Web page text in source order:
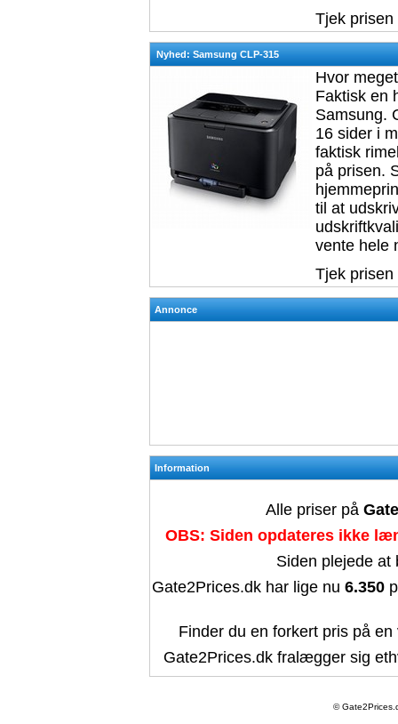
Tjek
Nyhed: Samsung CLP-315
Hvor
Faktisk en
Samsung.
16 sider i
faktisk
på prisen.
til at
vente hele
Tjek
Annonce
Information
Alle priser på
OBS: Siden opdateres ikke
Siden plejede
Gate2Prices.dk har lige nu6.350
Finder du en forkert pris på
Gate2Prices.dk fralægger sig
©